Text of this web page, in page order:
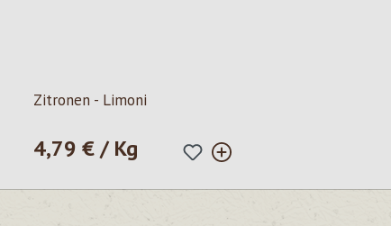
Zitronen - Limoni
Regulärer Preis:
4,79 € / Kg